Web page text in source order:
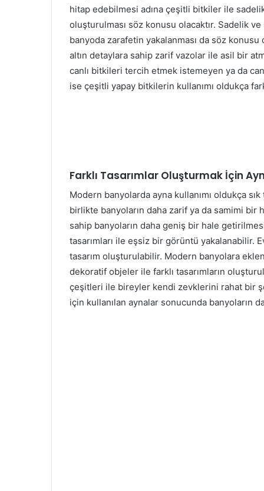
hitap edebilmesi adına çeşitli bitkiler ile
oluşturulması söz konusu olacaktır. Sadelik ve
banyoda zarafetin yakalanması da söz
altın detaylara sahip zarif vazolar ile asil bir
canlı bitkileri tercih etmek istemeyen ya da
ise çeşitli yapay bitkilerin kullanımı oldukça
Farklı Tasarımlar Oluşturmak İçin
Modern banyolarda ayna kullanımı oldukça
birlikte banyoların daha zarif ya da samimi
sahip banyoların daha geniş bir hale getirilmesi
tasarımları ile eşsiz bir görüntü yakalanabilir.
tasarım oluşturulabilir. Modern banyolara
dekoratif objeler ile farklı tasarımların
çeşitleri ile bireyler kendi zevklerini rahat bir
için kullanılan aynalar sonucunda banyoların